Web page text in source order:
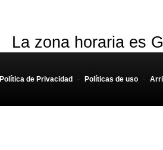
La zona horaria es
Política de Privacidad - Políticas de uso -